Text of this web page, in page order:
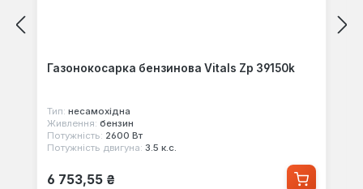
Газонокосарка бензинова Vitals Zp 39150k
Тип: несамохідна
Живлення: бензин
Потужність: 2600 Вт
Потужність двигуна: 3.5 к.с.
Звичайна ціна:
6 753,55 ₴